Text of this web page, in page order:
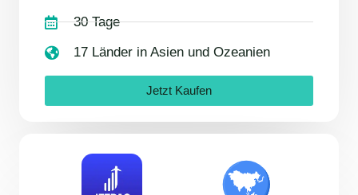
30 Tage
17 Länder in Asien und Ozeanien
Jetzt Kaufen